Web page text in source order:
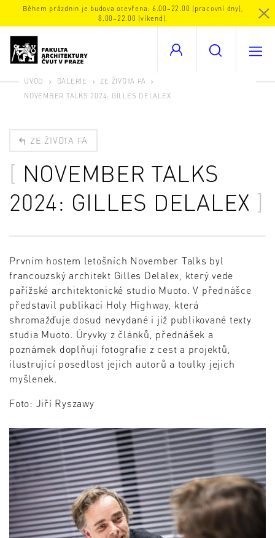
Během prázdnin je budova otevřena: 6.00–22.00 (pracovní dny),
8.00–22.00 (víkend).
ÚVOD GALERIE
ZE ŽIVOTA FA
NOVEMBER TALKS 2024: GILLES DELALEX
ZE ŽIVOTA FA
NOVEMBER TALKS
2024: GILLES DELALEX
Prvním hostem letošních November Talks byl
francouzský architekt Gilles Delalex, který vede
pařížské architektonické studio Muoto. V přednášce
představil publikaci Holy Highway, která
shromažďuje dosud nevydané i již publikované texty
studia Muoto. Úryvky z článků, přednášek a
poznámek doplňují fotografie z cest a projektů,
ilustrující posedlost jejich autorů a toulky jejich
myšlenek.
Foto: Jiří Ryszawy